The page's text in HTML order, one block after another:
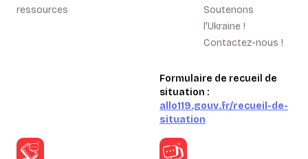
ressources
Soutenons
l'Ukraine !
Contactez-nous !
Formulaire de recueil de
situation :
allo119.gouv.fr/recueil-de-
situation